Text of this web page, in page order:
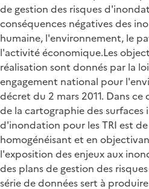
de gestion des risques
conséquences négatives des
humaine, l'environnement, le
l'activité économique.Les
réalisation sont donnés par la
engagement national pour
décret du 2 mars 2011. Dans
de la cartographie des surfaces
d'inondation pour les TRI est
homogénéisant et en
l'exposition des enjeux aux
des plans de gestion des
série de données sert à